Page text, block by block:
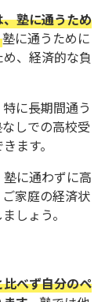
塾に通うため
塾に通うために
、経済的な負
に長期間通う
しでの高校受
ます。
に通わずに高
家庭の経済状
しょう。
べず自分のペ